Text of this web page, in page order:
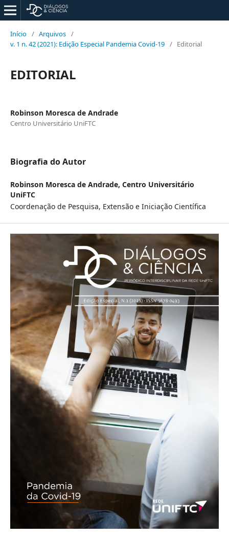
Início / Arquivos /
v. 1 n. 42 (2021): Edição Especial Pandemia Covid-19 / Editorial
EDITORIAL
Robinson Moresca de Andrade
Centro Universitário UniFTC
Biografia do Autor
Robinson Moresca de Andrade, Centro Universitário
UniFTC
Coordenação de Pesquisa, Extensão e Iniciação Científica